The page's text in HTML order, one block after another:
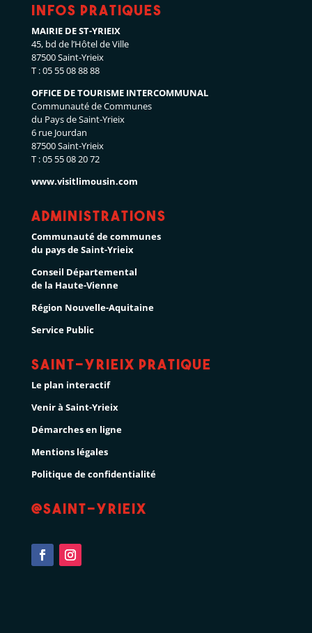
Infos pratiques
MAIRIE DE ST-YRIEIX
45, bd de l’Hôtel de Ville
87500 Saint-Yrieix
T : 05 55 08 88 88
OFFICE DE TOURISME INTERCOMMUNAL
Communauté de Communes
du Pays de Saint-Yrieix
6 rue Jourdan
87500 Saint-Yrieix
T : 05 55 08 20 72
www.visitlimousin.com
Administrations
Communauté de communes
du pays de Saint-Yrieix
Conseil Départemental
de la Haute-Vienne
Région Nouvelle-Aquitaine
Service Public
Saint-Yrieix pratique
Le plan interactif
Venir à Saint-Yrieix
Démarches en ligne
Mentions légales
Politique de confidentialité
@Saint-Yrieix